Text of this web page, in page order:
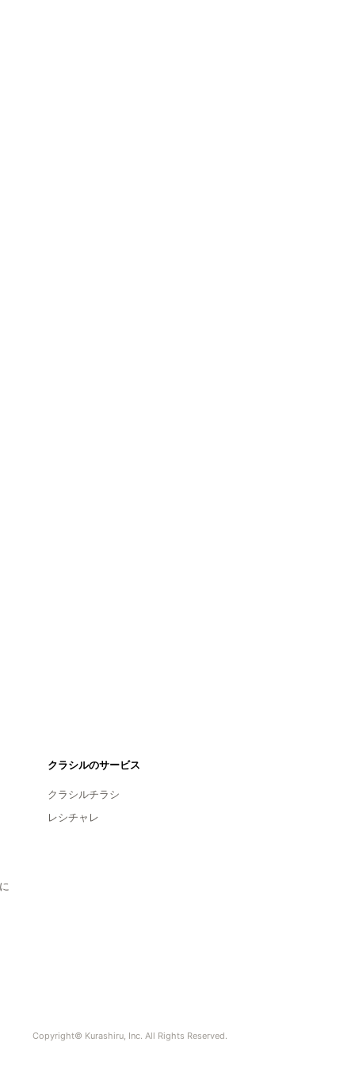
クラシルのサービス
クラシルチラシ
レシチャレ
Copyright© Kurashiru, Inc. All Rights Reserved.